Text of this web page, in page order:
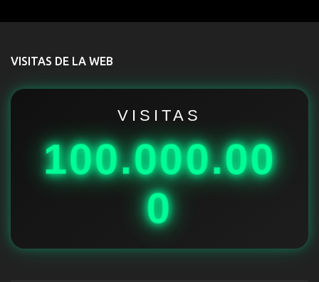
t
r
VISITAS DE LA WEB
VISITAS
100.000.00
0